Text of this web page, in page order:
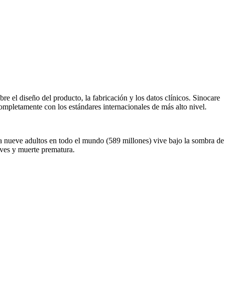
el diseño del producto, la fabricación y los datos clínicos. Sinocare
con los estándares internacionales de más alto nivel.
adultos en todo el mundo (589 millones) vive bajo la sombra de
y muerte prematura.